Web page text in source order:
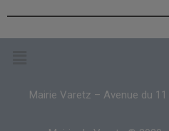
Mairie Varetz – Avenue du